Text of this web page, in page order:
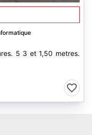
5 3 et 1,50 metres.